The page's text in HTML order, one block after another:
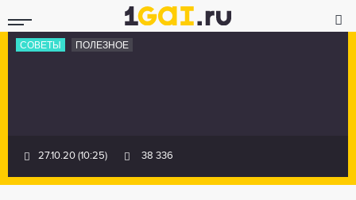
СОВЕТЫ ПОЛЕЗНОЕ
27.10.20 (10:25) 38 336